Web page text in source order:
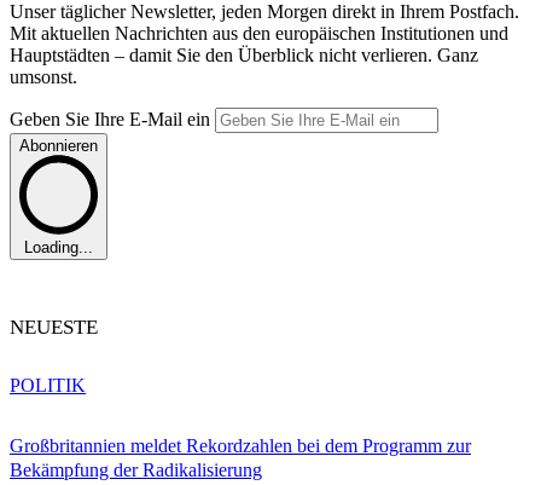
Unser täglicher Newsletter, jeden Morgen direkt in Ihrem Postfach.
Mit aktuellen Nachrichten aus den europäischen Institutionen und
Hauptstädten – damit Sie den Überblick nicht verlieren. Ganz
umsonst.
Geben Sie Ihre E-Mail ein
Abonnieren
Loading...
NEUESTE
Großbritannien meldet Rekordzahlen bei dem Programm zur
Bekämpfung der Radikalisierung
POLITIK